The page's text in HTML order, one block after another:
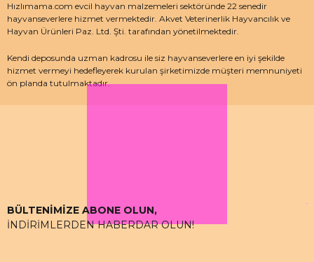
Hızlımama.com evcil hayvan malzemeleri sektöründe 22 senedir
hayvanseverlere hizmet vermektedir. Akvet Veterinerlik Hayvancılık ve
Hayvan Ürünleri Paz. Ltd. Şti. tarafından yönetilmektedir.
Kendi deposunda uzman kadrosu ile siz hayvanseverlere en iyi şekilde
hizmet vermeyi hedefleyerek kurulan şirketimizde müşteri memnuniyeti
ön planda tutulmaktadır.
BÜLTENİMİZE ABONE OLUN,
İNDİRİMLERDEN HABERDAR OLUN!